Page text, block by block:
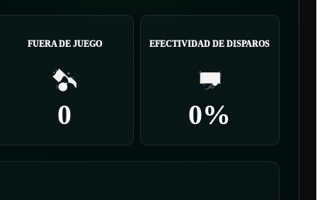
FUERA DE JUEGO
0
EFECTIVIDAD DE DISPAROS
0%